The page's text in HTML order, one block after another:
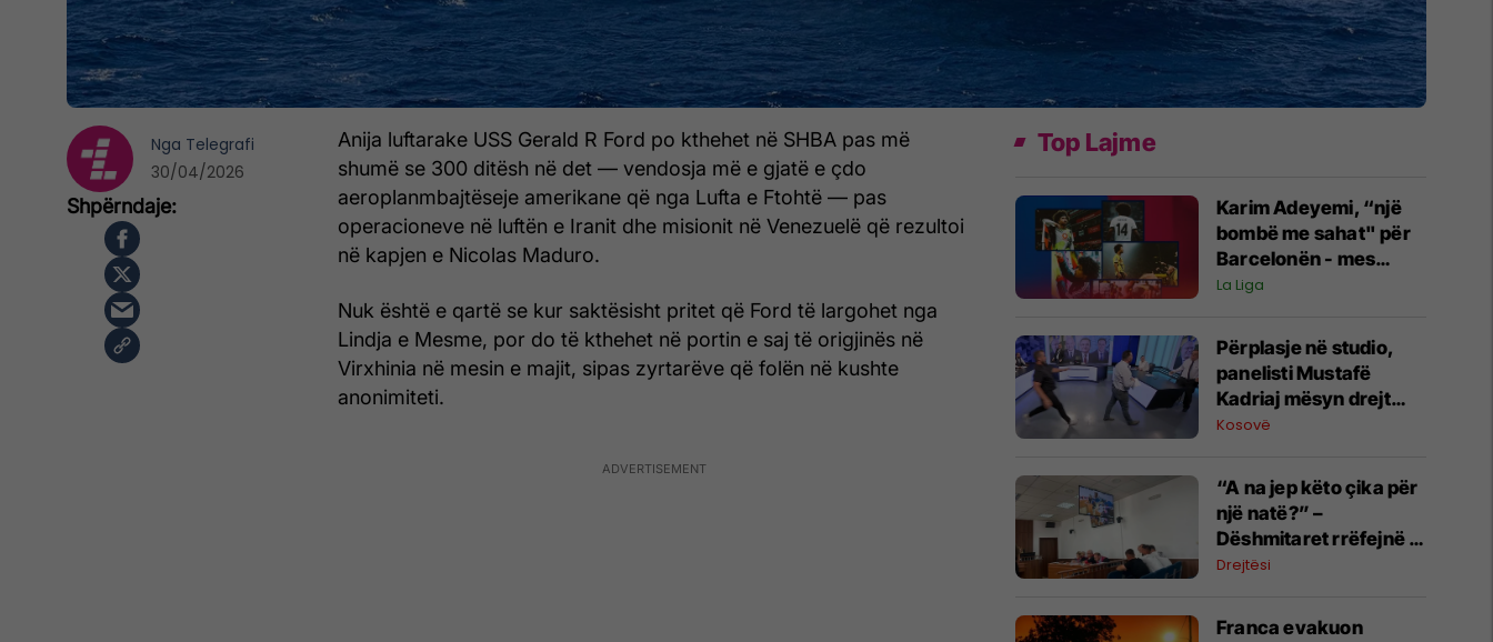
Anija luftarake USS Gerald R Ford po kthehet në SHBA pas më
shumë se 300 ditësh në det — vendosja më e gjatë e çdo
aeroplanmbajtëseje amerikane që nga Lufta e Ftohtë — pas
operacioneve në luftën e Iranit dhe misionit në Venezuelë që rezultoi
në kapjen e Nicolas Maduro.
Nuk është e qartë se kur saktësisht pritet që Ford të largohet nga
Lindja e Mesme, por do të kthehet në portin e saj të origjinës në
Virxhinia në mesin e majit, sipas zyrtarëve që folën në kushte
anonimiteti.
Nga Telegrafi
30/04/2026
Top Lajme
Karim Adeyemi, “një
bombë me sahat" për
Barcelonën - mes
talentit të madh dhe
madhështisë
La Liga
Përplasje në studio,
panelisti Mustafë
Kadriaj mësyn drejt
Nexhmedin Spahiut -
Kosovë
“A na jep këto çika për
një natë?” –
Dëshmitaret rrëfejnë si
nisi konflikti që
plagosjen e tre
Drejtësi
Franca evakuon